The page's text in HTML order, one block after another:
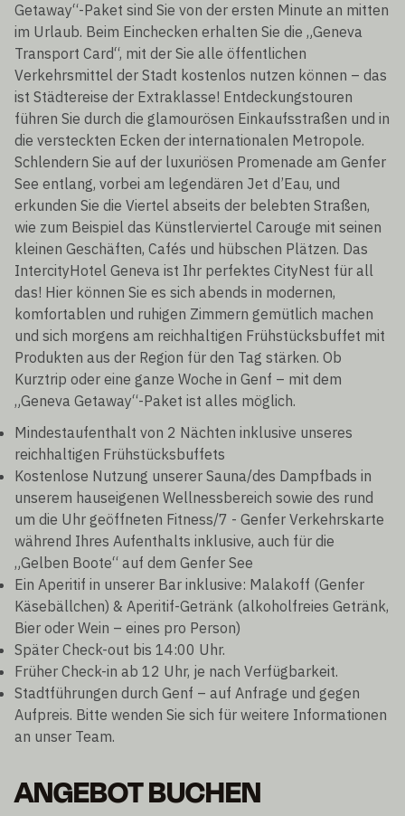
Getaway“-Paket sind Sie von der ersten Minute an mitten
im Urlaub. Beim Einchecken erhalten Sie die „Geneva
Transport Card“, mit der Sie alle öffentlichen
Verkehrsmittel der Stadt kostenlos nutzen können – das
ist Städtereise der Extraklasse! Entdeckungstouren
führen Sie durch die glamourösen Einkaufsstraßen und in
die versteckten Ecken der internationalen Metropole.
Schlendern Sie auf der luxuriösen Promenade am Genfer
See entlang, vorbei am legendären Jet d’Eau, und
erkunden Sie die Viertel abseits der belebten Straßen,
wie zum Beispiel das Künstlerviertel Carouge mit seinen
kleinen Geschäften, Cafés und hübschen Plätzen. Das
IntercityHotel Geneva ist Ihr perfektes CityNest für all
das! Hier können Sie es sich abends in modernen,
komfortablen und ruhigen Zimmern gemütlich machen
und sich morgens am reichhaltigen Frühstücksbuffet mit
Produkten aus der Region für den Tag stärken. Ob
Kurztrip oder eine ganze Woche in Genf – mit dem
„Geneva Getaway“-Paket ist alles möglich.
Mindestaufenthalt von 2 Nächten inklusive unseres
reichhaltigen Frühstücksbuffets
Kostenlose Nutzung unserer Sauna/des Dampfbads in
unserem hauseigenen Wellnessbereich sowie des rund
um die Uhr geöffneten Fitness/7 - Genfer Verkehrskarte
während Ihres Aufenthalts inklusive, auch für die
„Gelben Boote“ auf dem Genfer See
Ein Aperitif in unserer Bar inklusive: Malakoff (Genfer
Käsebällchen) & Aperitif-Getränk (alkoholfreies Getränk,
Bier oder Wein – eines pro Person)
Später Check-out bis 14:00 Uhr.
Früher Check-in ab 12 Uhr, je nach Verfügbarkeit.
Stadtführungen durch Genf – auf Anfrage und gegen
Aufpreis. Bitte wenden Sie sich für weitere Informationen
an unser Team.
ANGEBOT BUCHEN